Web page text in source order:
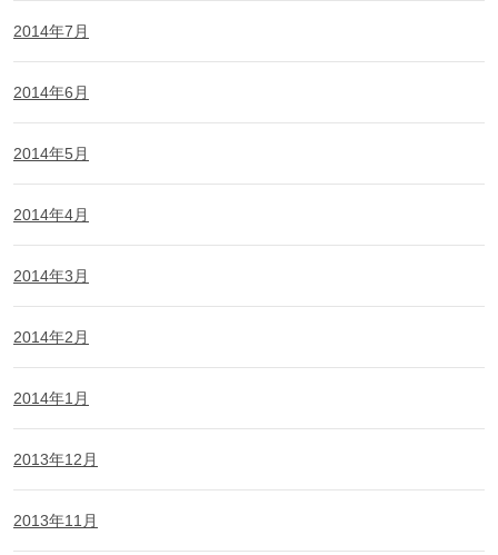
2014年7月
2014年6月
2014年5月
2014年4月
2014年3月
2014年2月
2014年1月
2013年12月
2013年11月